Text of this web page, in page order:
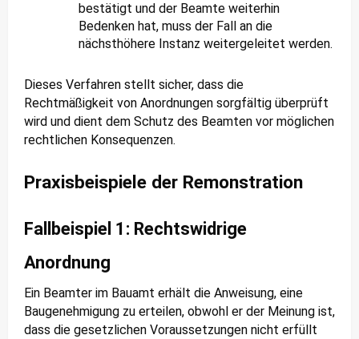
bestätigt und der Beamte weiterhin
Bedenken hat, muss der Fall an die
nächsthöhere Instanz weitergeleitet werden.
Dieses Verfahren stellt sicher, dass die
Rechtmäßigkeit von Anordnungen sorgfältig überprüft
wird und dient dem Schutz des Beamten vor möglichen
rechtlichen Konsequenzen.
Praxisbeispiele der Remonstration
Fallbeispiel 1: Rechtswidrige
Anordnung
Ein Beamter im Bauamt erhält die Anweisung, eine
Baugenehmigung zu erteilen, obwohl er der Meinung ist,
dass die gesetzlichen Voraussetzungen nicht erfüllt